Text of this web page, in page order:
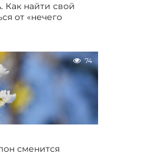
найти свой
от «нечего
74
сменится